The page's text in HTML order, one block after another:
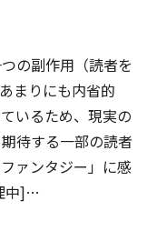
の副作用（読者を
まりにも内省的
いるため、現実の
待する一部の読者
ァンタジー」に感
中]…